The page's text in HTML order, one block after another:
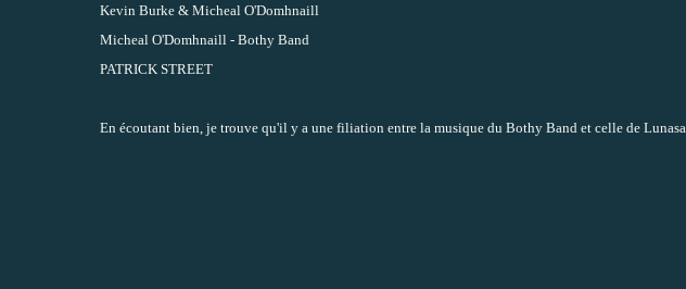
Kevin Burke & Micheal O'Domhnaill
Micheal O'Domhnaill - Bothy Band
PATRICK STREET
En écoutant bien, je trouve qu'il y a une filiation entre la musique du Bothy Band et celle de Lunasa.